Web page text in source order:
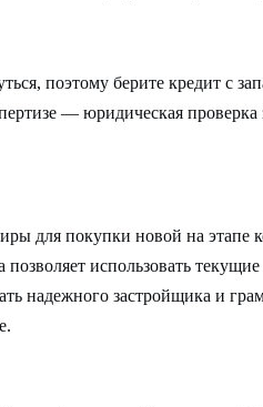
поэтому берите кредит с
— юридическая
для покупки новой на этапе
позволяет использовать
надежного застройщика и